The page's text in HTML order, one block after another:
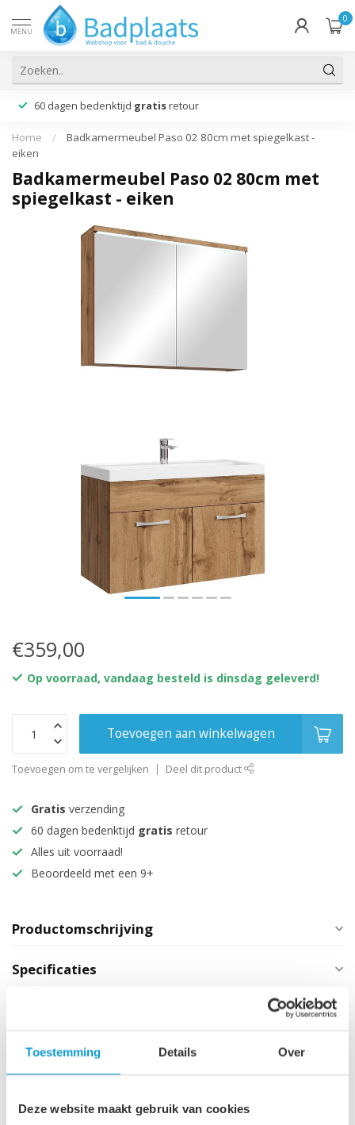
Toestemming Details Over
Deze website maakt gebruik van cookies
MENU
0
60 dagen bedenktijd gratis retour
Home /
Badkamermeubel Paso 02 80cm met spiegelkast -
eiken
Badkamermeubel Paso 02 80cm met
spiegelkast - eiken
€359,00
Op voorraad, vandaag besteld is dinsdag geleverd!
Toevoegen aan winkelwagen
Toevoegen om te vergelijken Deel dit product
Gratis verzending
60 dagen bedenktijd gratis retour
Alles uit voorraad!
Beoordeeld met een 9+
Productomschrijving
Specificaties
Maak je aankoop compleet
x 160 cm - eiken